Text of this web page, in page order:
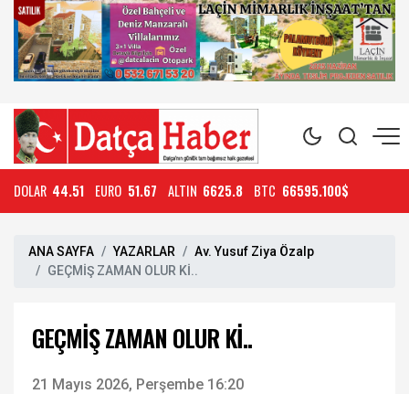
DOLAR 44.51 EURO 51.67 ALTIN 6625.8 BTC 66595.100$
ANA SAYFA YAZARLAR
Av. Yusuf Ziya Özalp
GEÇMİŞ ZAMAN OLUR Kİ..
GEÇMİŞ ZAMAN OLUR Kİ..
21 Mayıs 2026, Perşembe 16:20